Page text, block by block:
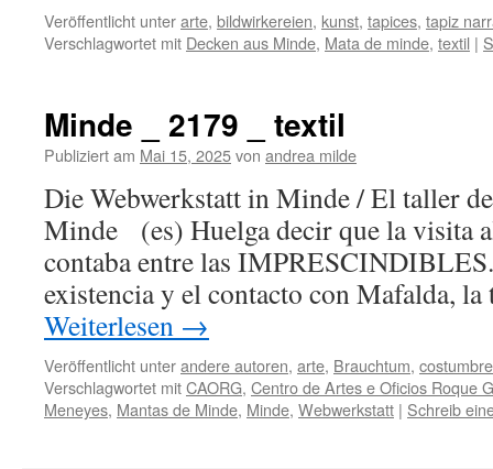
Veröffentlicht unterarte, bildwirkereien, kunst, tapices, tapiz
Verschlagwortet mit Decken aus Minde, Mata de minde, textil |
Minde _ 2179 _ textil
Publiziert am Mai 15, 2025von andrea milde
Die Webwerkstatt in Minde / El taller
Minde (es) Huelga decir que la visita
contaba entre las
existencia y el contacto con Mafalda,
Weiterlesen →
Veröffentlicht unterandere autoren, arte, Brauchtum,
Verschlagwortet mitCAORG, Centro de Artes e Oficios Roque
Meneyes, Mantas de Minde, Minde, Webwerkstatt | Schreib